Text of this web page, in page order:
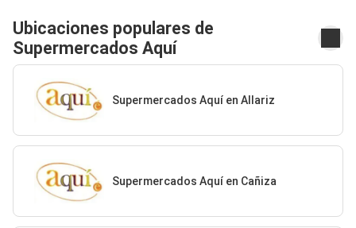
Ubicaciones populares de
Supermercados Aquí
Supermercados Aquí en Allariz
Supermercados Aquí en Cañiza